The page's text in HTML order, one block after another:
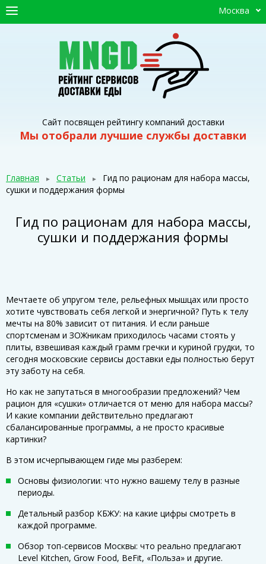
Сайт посвящен рейтингу компаний доставки
Мы отобрали лучшие службы доставки
СЕРВИСЫ ДОСТАВКИ
ПРОМОКОДЫ
СТАТЬИ
Главная Статьи
Гид по рационам для набора массы,
сушки и поддержания формы
Гид по рационам для набора массы,
сушки и поддержания формы
Мечтаете об упругом теле, рельефных мышцах или просто
хотите чувствовать себя легкой и энергичной? Путь к телу
мечты на 80% зависит от питания. И если раньше
спортсменам и ЗОЖникам приходилось часами стоять у
плиты, взвешивая каждый грамм гречки и куриной грудки, то
сегодня московские сервисы доставки еды полностью берут
эту заботу на себя.
Но как не запутаться в многообразии предложений? Чем
рацион для «сушки» отличается от меню для набора массы?
И какие компании действительно предлагают
сбалансированные программы, а не просто красивые
картинки?
В этом исчерпывающем гиде мы разберем:
Основы физиологии: что нужно вашему телу в разные
периоды.
Детальный разбор КБЖУ: на какие цифры смотреть в
каждой программе.
Обзор топ-сервисов Москвы: что реально предлагают
Level Kitchen, Grow Food, BeFit, «Польза» и другие.
Москва